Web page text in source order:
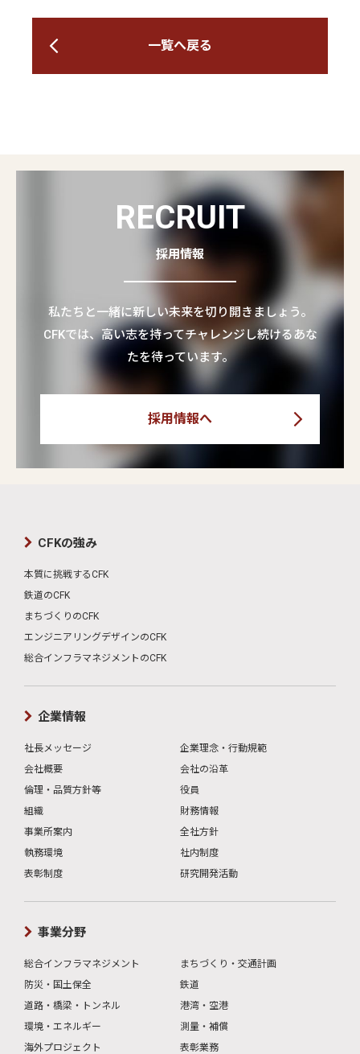
一覧へ戻る
RECRUIT
採用情報
私たちと一緒に新しい未来を切り開きましょう。
CFKでは、高い志を持ってチャレンジし続けるあな
たを待っています。
採用情報へ
CFKの強み
本質に挑戦するCFK
鉄道のCFK
まちづくりのCFK
エンジニアリングデザインのCFK
総合インフラマネジメントのCFK
企業情報
社長メッセージ
企業理念・行動規範
会社概要
会社の沿革
倫理・品質方針等
役員
組織
財務情報
事業所案内
全社方針
執務環境
社内制度
表彰制度
研究開発活動
事業分野
総合インフラマネジメント
まちづくり・交通計画
防災・国土保全
鉄道
道路・橋梁・トンネル
港湾・空港
環境・エネルギー
測量・補償
海外プロジェクト
表彰業務